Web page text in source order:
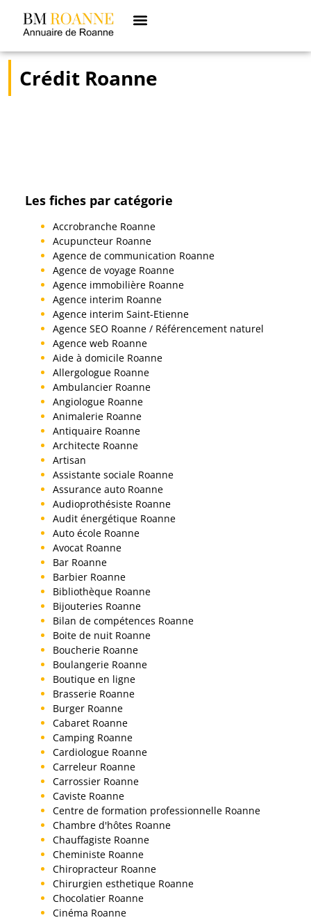
Crédit Roanne
Les fiches par catégorie
Accrobranche Roanne
Acupuncteur Roanne
Agence de communication Roanne
Agence de voyage Roanne
Agence immobilière Roanne
Agence interim Roanne
Agence interim Saint-Etienne
Agence SEO Roanne / Référencement naturel
Agence web Roanne
Aide à domicile Roanne
Allergologue Roanne
Ambulancier Roanne
Angiologue Roanne
Animalerie Roanne
Antiquaire Roanne
Architecte Roanne
Artisan
Assistante sociale Roanne
Assurance auto Roanne
Audioprothésiste Roanne
Audit énergétique Roanne
Auto école Roanne
Avocat Roanne
Bar Roanne
Barbier Roanne
Bibliothèque Roanne
Bijouteries Roanne
Bilan de compétences Roanne
Boite de nuit Roanne
Boucherie Roanne
Boulangerie Roanne
Boutique en ligne
Brasserie Roanne
Burger Roanne
Cabaret Roanne
Camping Roanne
Cardiologue Roanne
Carreleur Roanne
Carrossier Roanne
Caviste Roanne
Centre de formation professionnelle Roanne
Chambre d'hôtes Roanne
Chauffagiste Roanne
Cheministe Roanne
Chiropracteur Roanne
Chirurgien esthetique Roanne
Chocolatier Roanne
Cinéma Roanne